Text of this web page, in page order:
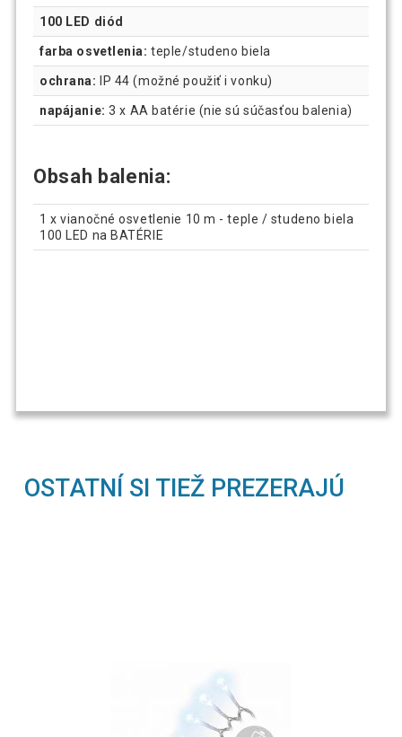
100 LED diód
farba osvetlenia: teple/studeno biela
ochrana: IP 44 (možné použiť i vonku)
napájanie: 3 x AA batérie (nie sú súčasťou balenia)
Obsah balenia:
1 x vianočné osvetlenie 10 m - teple / studeno biela
100 LED na BATÉRIE
OSTATNÍ SI TIEŽ PREZERAJÚ